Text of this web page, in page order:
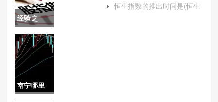
费(国内期
货平台手
续费排行)
经验之
谈！稀土
交易所：
探索中国
稀土市场
南宁哪里
应对外部环境的变化）
恒生指数的推出时间是(恒生